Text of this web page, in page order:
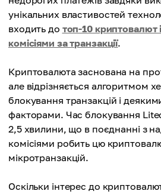
унікальних властивостей
входить до топ-10 криптовалют
комісіями за транзакції.
Криптовалюта заснована на
але відрізняється алгоритмом
блокування транзакцій і
факторами. Час блокування
2,5 хвилини, що в поєднанні з
комісіями робить цю
мікротранзакцій.
Оскільки інтерес до